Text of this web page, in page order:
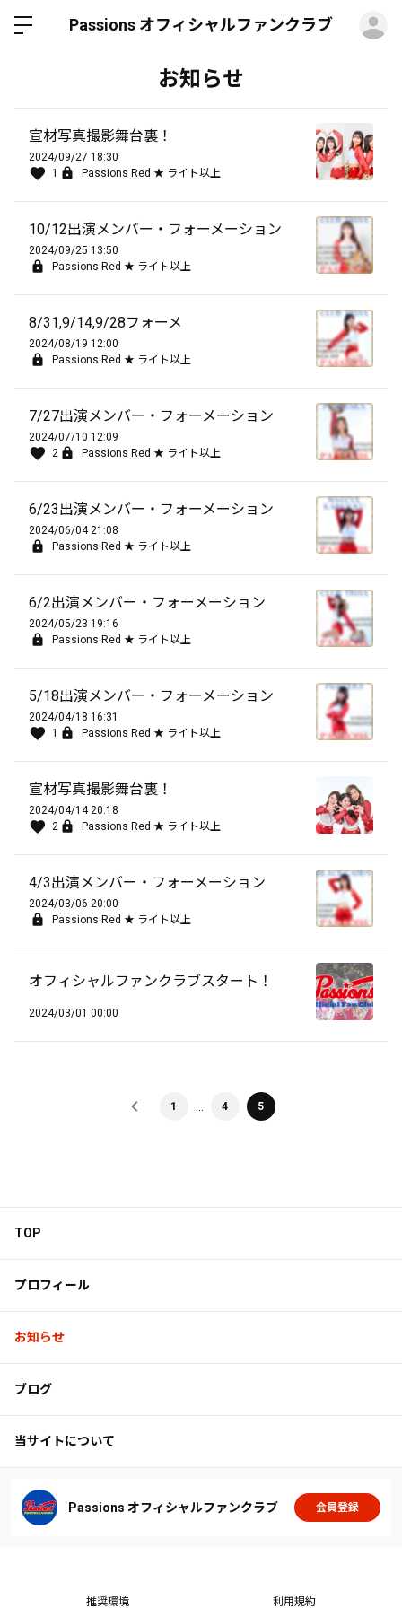
Passions オフィシャルファンクラブ
お知らせ
宣材写真撮影舞台裏！
2024/09/27 18:30
1
Passions Red ★ ライト以上
10/12出演メンバー・フォーメーション
2024/09/25 13:50
Passions Red ★ ライト以上
8/31,9/14,9/28フォーメ
2024/08/19 12:00
Passions Red ★ ライト以上
7/27出演メンバー・フォーメーション
2024/07/10 12:09
2
Passions Red ★ ライト以上
6/23出演メンバー・フォーメーション
2024/06/04 21:08
Passions Red ★ ライト以上
6/2出演メンバー・フォーメーション
2024/05/23 19:16
Passions Red ★ ライト以上
5/18出演メンバー・フォーメーション
2024/04/18 16:31
1
Passions Red ★ ライト以上
宣材写真撮影舞台裏！
2024/04/14 20:18
2
Passions Red ★ ライト以上
4/3出演メンバー・フォーメーション
2024/03/06 20:00
Passions Red ★ ライト以上
オフィシャルファンクラブスタート！
2024/03/01 00:00
1 4 5
TOP
プロフィール
お知らせ
ブログ
当サイトについて
Passions オフィシャルファンクラブ 会員登録
推奨環境 利用規約